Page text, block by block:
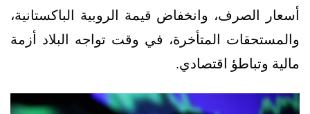
أسعار الصرف، وانخفاض قيمة الروبية الباكستانية،
والمستحقات المتأخرة، في وقت تواجه البلاد أزمة
مالية وتباطؤ اقتصادي.